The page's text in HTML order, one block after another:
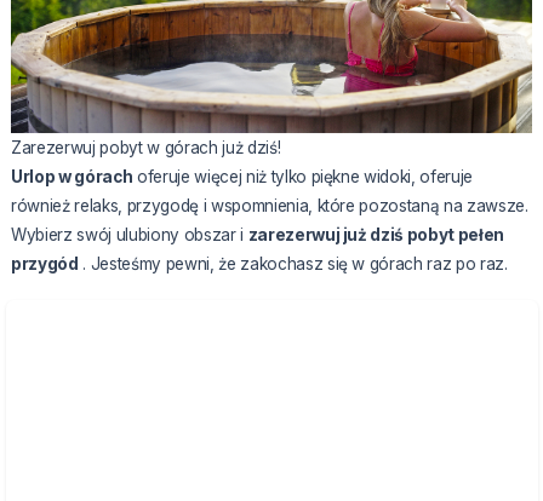
Zarezerwuj pobyt w górach już dziś!
Urlop w górach oferuje więcej niż tylko piękne widoki, oferuje
również relaks, przygodę i wspomnienia, które pozostaną na zawsze.
Wybierz swój ulubiony obszar i zarezerwuj już dziś pobyt pełen
przygód . Jesteśmy pewni, że zakochasz się w górach raz po raz.